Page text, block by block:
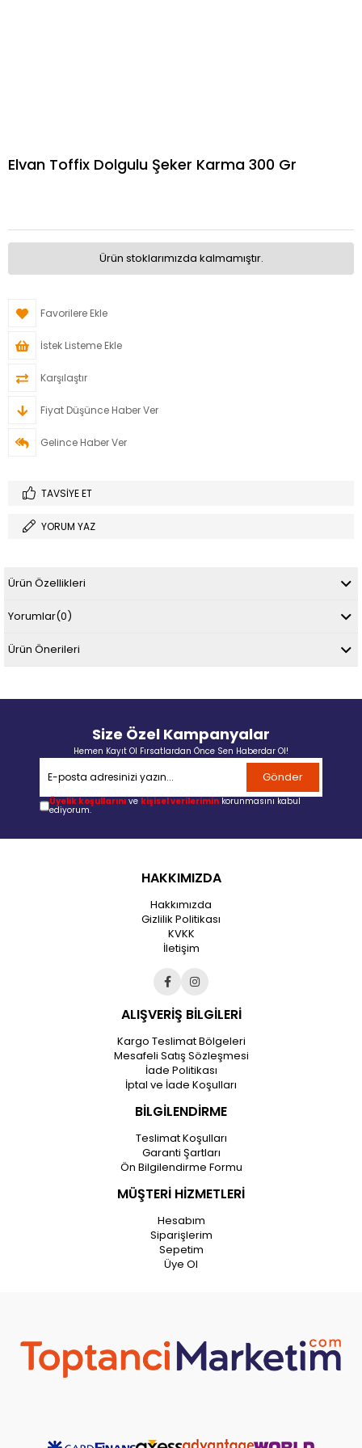
Elvan Toffix Dolgulu Şeker Karma 300 Gr
Ürün stoklarımızda kalmamıştır.
Favorilere Ekle
İstek Listeme Ekle
Karşılaştır
Fiyat Düşünce Haber Ver
Gelince Haber Ver
TAVSIYE ET
YORUM YAZ
Ürün Özellikleri
Yorumlar(0)
Ürün Önerileri
Size Özel Kampanyalar
Hemen Kayıt Ol Fırsatlardan Önce Sen Haberdar Ol!
Gönder
Üyelik koşullarını ve kişisel verilerimin korunmasını kabul
ediyorum.
HAKKIMIZDA
Hakkımızda
Gizlilik Politikası
KVKK
İletişim
ALIŞVERİŞ BİLGİLERİ
Kargo Teslimat Bölgeleri
Mesafeli Satış Sözleşmesi
İade Politikası
İptal ve İade Koşulları
BİLGİLENDİRME
Teslimat Koşulları
Garanti Şartları
Ön Bilgilendirme Formu
MÜŞTERİ HİZMETLERİ
Hesabım
Siparişlerim
Sepetim
Üye Ol